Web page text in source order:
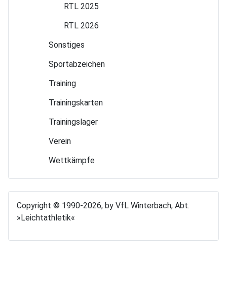
RTL 2025
RTL 2026
Sonstiges
Sport­abzeichen
Training
Trainings­karten
Trainings­lager
Verein
Wettkämpfe
Copyright © 1990-2026, by VfL Winterbach, Abt.
»Leichtathletik«